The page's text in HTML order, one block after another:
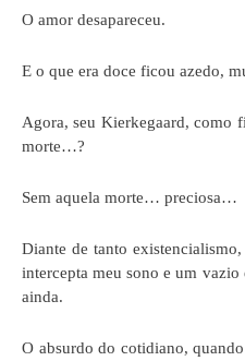
O amor desapareceu.
E o que era doce ficou azedo,
Agora, seu Kierkegaard, como
morte…?
Sem aquela morte… preciosa…
Diante de tanto
intercepta meu sono e um vazio
ainda.
O absurdo do cotidiano,